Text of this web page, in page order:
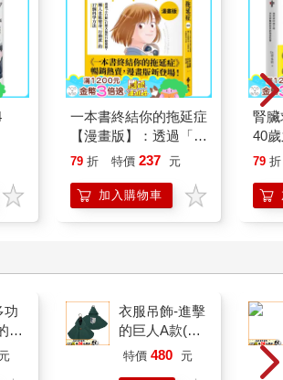
人能比。你隨時隨地都能看到他的廣告在電
還推陳出新。每個人都覺得他很煩，但是他
，我會說一些像這樣的話：「他能賺那麼多
為他的廣告經常播放。他讓人無聊到不行，
們都被洗腦了，甚至不記得自己喜歡或討厭
這是地區廣告，刊登費相對便宜，地區市場
告只有一支，只要讓人驚豔，就抵得過上百
告，使他更為富有。」
「這就像有一對長得一模一樣的雙胞胎兄
小姐被纏住了，走不開。然後雙胞胎二號走
想死。誰知道他走近這位小姐後，只是在她
雙胞胎二號結婚，生了很多孩子。雙胞胎一
裡廝混吧。」
，這個全班唯一抱持懷疑論的學生就會被說
樣敵對的觀點。其實上述的謬想不只為許多
一本書終結你的拖延症
【漫畫版】：透過「小
行動」打開大腦的行動
「行動派」的37個科
學方法
79 折 特價 237 元
加入購物車
腎
40
就
79 折
功
巨
元
衣服吊飾-進擊
的巨人A款(調
查兵團)
特價 480 元